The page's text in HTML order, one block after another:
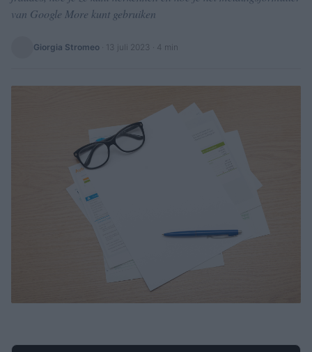
van Google More kunt gebruiken
Giorgia Stromeo 13 juli 2023 · 4 min